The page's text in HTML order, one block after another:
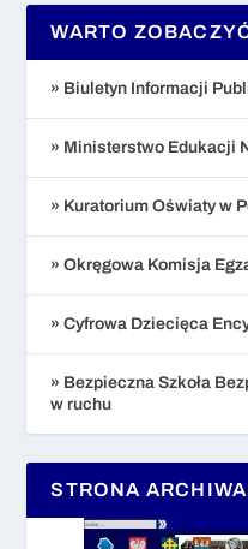
WARTO
» Biuletyn Informacji
» Ministerstwo Edukacji
» Kuratorium Oświaty w
» Okręgowa Komisja
» Cyfrowa Dziecięca
» Bezpieczna Szkoła
w ruchu
STRONA